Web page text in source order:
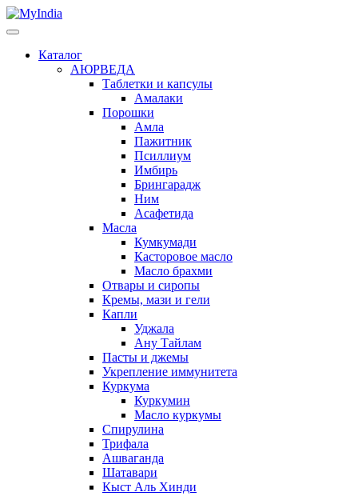
Каталог
АЮРВЕДА
Таблетки и капсулы
Амалаки
Порошки
Амла
Пажитник
Псиллиум
Имбирь
Брингарадж
Ним
Асафетида
Масла
Кумкумади
Касторовое масло
Масло брахми
Отвары и сиропы
Кремы, мази и гели
Капли
Уджала
Ану Тайлам
Пасты и джемы
Укрепление иммунитета
Куркума
Куркумин
Масло куркумы
Спирулина
Трифала
Ашваганда
Шатавари
Кыст Аль Хинди